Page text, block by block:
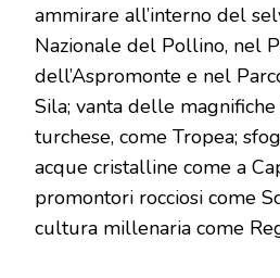
ammirare all’interno del
Nazionale del Pollino, nel
dell’Aspromonte e nel
Sila; vanta delle
turchese, come Tropea;
acque cristalline come a
promontori rocciosi come
cultura millenaria come